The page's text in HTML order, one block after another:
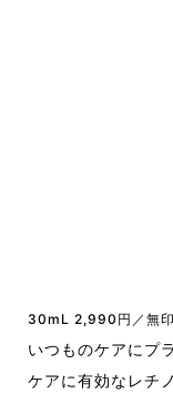
30mL 2,990円／無
いつものケアにプ
ケアに有効なレチ